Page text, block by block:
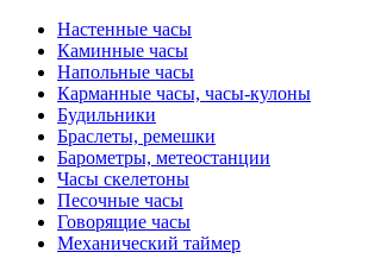
Настенные часы
Каминные часы
Напольные часы
Карманные часы, часы-кулоны
Будильники
Браслеты, ремешки
Барометры, метеостанции
Часы скелетоны
Песочные часы
Говорящие часы
Механический таймер